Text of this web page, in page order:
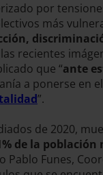
por
más
recientes
que “ante
a ponerse en
”.
de 2020,
de la
Pablo Funes,